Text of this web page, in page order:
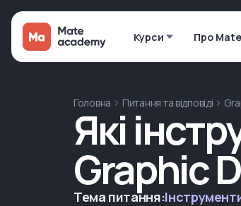
Курси Про Mate
Головна Питання та відповіді
Які
Graphic
Тема питання: